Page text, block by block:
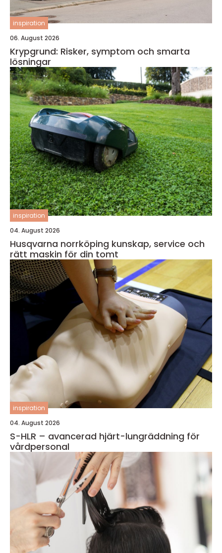
inspiration
06. August 2026
Krypgrund: Risker, symptom och smarta
lösningar
inspiration
04. August 2026
Husqvarna norrköping kunskap, service och
rätt maskin för din tomt
inspiration
04. August 2026
S-HLR – avancerad hjärt-lungräddning för
vårdpersonal